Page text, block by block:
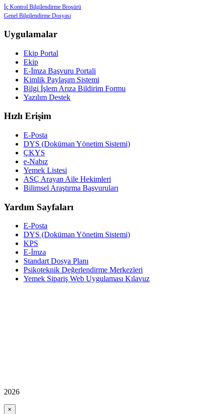
İç Kontrol Bilgilendirme Broşürü
Genel Bilgilendirme Dosyası
Uygulamalar
Ekip Portal
Ekip
E-İmza Başvuru Portali
Kimlik Paylaşım Sistemi
Bilgi İşlem Arıza Bildirim Formu
Yazılım Destek
Hızlı Erişim
E-Posta
DYS (Doküman Yönetim Sistemi)
ÇKYS
e-Nabız
Yemek Listesi
ASÇ Arayan Aile Hekimleri
Bilimsel Araştırma Başvuruları
Yardım Sayfaları
E-Posta
DYS (Doküman Yönetim Sistemi)
KPS
E-İmza
Standart Dosya Planı
Psikoteknik Değerlendirme Merkezleri
Yemek Sipariş Web Uygulaması Kılavuz
2026
×